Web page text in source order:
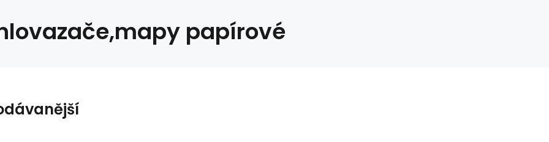
papírové